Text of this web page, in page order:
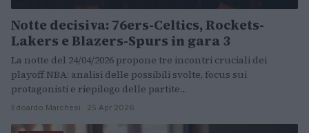
Notte decisiva: 76ers-Celtics, Rockets-
Lakers e Blazers-Spurs in gara 3
La notte del 24/04/2026 propone tre incontri cruciali dei
playoff NBA: analisi delle possibili svolte, focus sui
protagonisti e riepilogo delle partite…
Edoardo Marchesi · 25 Apr 2026